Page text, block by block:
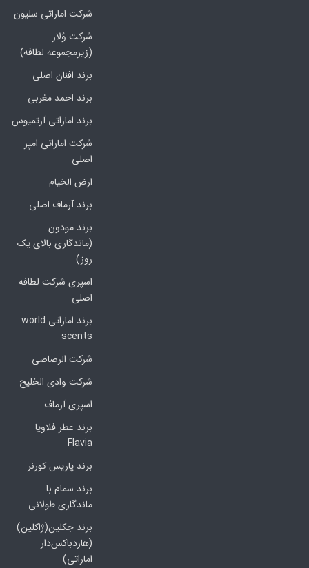
شرکت اماراتی سلیون
شرکت وُلار
(زیرمجموعه لطافه)
برند افنان اصلی
برند احمد مغربی
برند اماراتی آرتمیوس
شرکت اماراتی امپر
اصلی
ارض الخیام
برند آرماف اصلی
برند مودون
(ماندگاری بالای یک
روز)
اسپری شرکت لطافه
اصلی
برند اماراتی world
scents
شرکت الرصاصی
شرکت وادی الخلیج
اسپری آرماف
برند عطر فلاویا
Flavia
برند پاریس کورنر
برند سمام با
ماندگاری طولانی
برند جکلین(ژاکلین)
(هاردباکس‌دار
اماراتی)